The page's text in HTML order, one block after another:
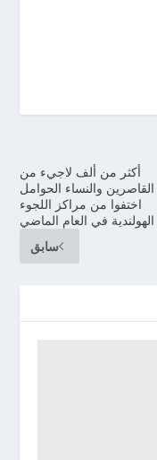
أكثر من ألف لاجيء من
القاصرين والنساء الحوامل
اختفوا من مراكز اللجوء
الهولندية في العام الماضي
سابق